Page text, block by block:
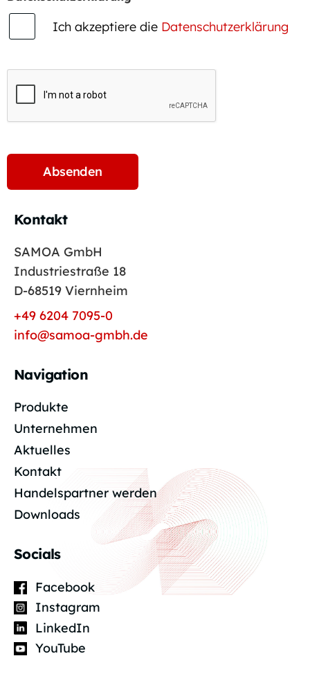
Ich akzeptiere die Datenschutzerklärung
Kontakt
SAMOA GmbH
Industriestraße 18
D-68519 Viernheim
+49 6204 7095-0
info@samoa-gmbh.de
Navigation
Produkte
Unternehmen
Aktuelles
Kontakt
Handelspartner werden
Downloads
Socials
Facebook
Instagram
LinkedIn
YouTube